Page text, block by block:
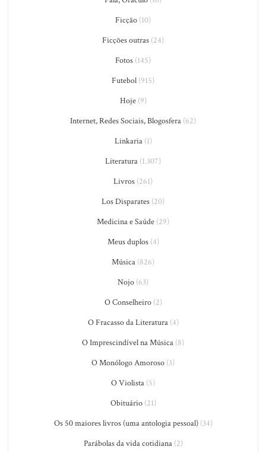
Ficção (10)
Ficções outras (24)
Fotos (145)
Futebol (915)
Hoje(9)
Internet, Redes Sociais, Blogosfera (62)
Linkaria(1)
Literatura (1.307)
Livros (261)
Los Disparates (20)
Medicina e Saúde (29)
Meus duplos(4)
Música (826)
Nojo (63)
O Conselheiro(2)
O Fracasso da Literatura(4)
O Imprescindível na Música (8)
O Monólogo Amoroso (3)
O Violista (5)
Obituário(21)
Os 50 maiores livros (uma antologia pessoal)(34)
Parábolas da vida cotidiana(2)